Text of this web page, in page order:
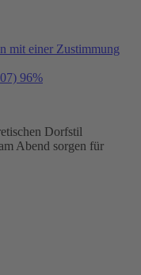
mit einer Zustimmung
96%
Dorfstil
Abend sorgen für